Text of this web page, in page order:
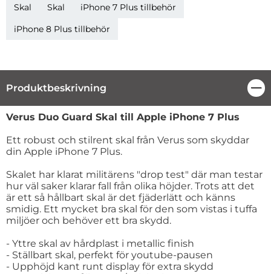
Skal Skal
iPhone 7 Plus tillbehör
iPhone 8 Plus tillbehör
Produktbeskrivning
Produktbeskrivning
Verus Duo Guard Skal till Apple iPhone 7 Plus
Ett robust och stilrent skal från Verus som skyddar
din Apple iPhone 7 Plus.
Skalet har klarat militärens "drop test" där man testar
hur väl saker klarar fall från olika höjder. Trots att det
är ett så hållbart skal är det fjäderlätt och känns
smidig. Ett mycket bra skal för den som vistas i tuffa
miljöer och behöver ett bra skydd.
- Yttre skal av hårdplast i metallic finish
- Ställbart skal, perfekt för youtube-pausen
- Upphöjd kant runt display för extra skydd